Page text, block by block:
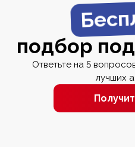
подбор
Ответьте на 5
лучших